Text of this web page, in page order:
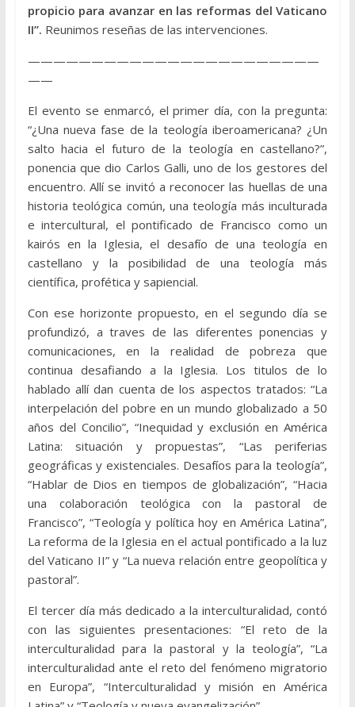
propicio para avanzar en las reformas del Vaticano
II”. Reunimos reseñas de las intervenciones.
———————————————————————
——
El evento se enmarcó, el primer día, con la pregunta:
“¿Una nueva fase de la teología iberoamericana? ¿Un
salto hacia el futuro de la teología en castellano?”,
ponencia que dio Carlos Galli, uno de los gestores del
encuentro. Allí se invitó a reconocer las huellas de una
historia teológica común, una teología más inculturada
e intercultural, el pontificado de Francisco como un
kairós en la Iglesia, el desafío de una teología en
castellano y la posibilidad de una teología más
científica, profética y sapiencial.
Con ese horizonte propuesto, en el segundo día se
profundizó, a traves de las diferentes ponencias y
comunicaciones, en la realidad de pobreza que
continua desafiando a la Iglesia. Los titulos de lo
hablado allí dan cuenta de los aspectos tratados: “La
interpelación del pobre en un mundo globalizado a 50
años del Concilio”, “Inequidad y exclusión en América
Latina: situación y propuestas”, “Las periferias
geográficas y existenciales. Desafíos para la teología”,
“Hablar de Dios en tiempos de globalización”, “Hacia
una colaboración teológica con la pastoral de
Francisco”, “Teología y política hoy en América Latina”,
La reforma de la Iglesia en el actual pontificado a la luz
del Vaticano II” y “La nueva relación entre geopolítica y
pastoral”.
El tercer día más dedicado a la interculturalidad, contó
con las siguientes presentaciones: “El reto de la
interculturalidad para la pastoral y la teología”, “La
interculturalidad ante el reto del fenómeno migratorio
en Europa”, “Interculturalidad y misión en América